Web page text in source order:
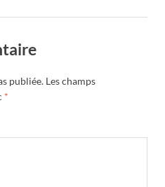
publiée. Les champs
*